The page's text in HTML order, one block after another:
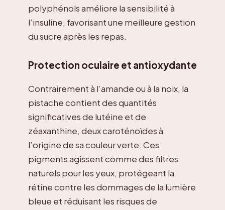
polyphénols améliore la sensibilité à
l’insuline, favorisant une meilleure gestion
du sucre après les repas.
Protection oculaire et antioxydante
Contrairement à l’amande ou à la noix, la
pistache contient des quantités
significatives de lutéine et de
zéaxanthine, deux caroténoïdes à
l’origine de sa couleur verte. Ces
pigments agissent comme des filtres
naturels pour les yeux, protégeant la
rétine contre les dommages de la lumière
bleue et réduisant les risques de